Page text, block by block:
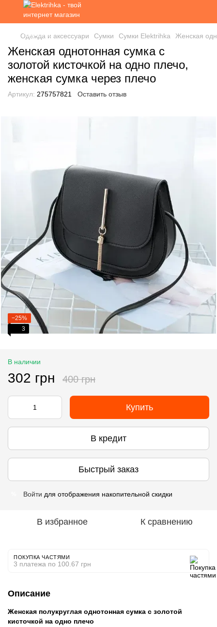
Одежда и аксессуари Сумки Сумки Elektrihka Женская
Женская однотонная сумка с
золотой кисточкой на одно плечо,
женская сумка через плечо
Артикул: 275757821 Оставить отзыв
−25%
3
В наличии
302 грн 400 грн
Купить
В кредит
Быстрый заказ
Войти для отображения накопительной скидки
В избранное К сравнению
ПОКУПКА ЧАСТЯМИ
3 платежа по 100.67 грн
Описание
Женская полукруглая однотонная сумка с золотой
кисточкой на одно плечо